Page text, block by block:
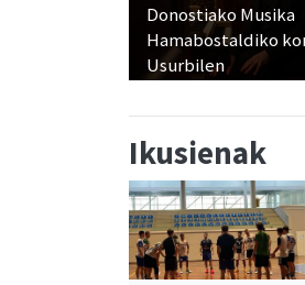
Donostiako Musika
Hamabostaldiko
Usurbilen
Ikusienak